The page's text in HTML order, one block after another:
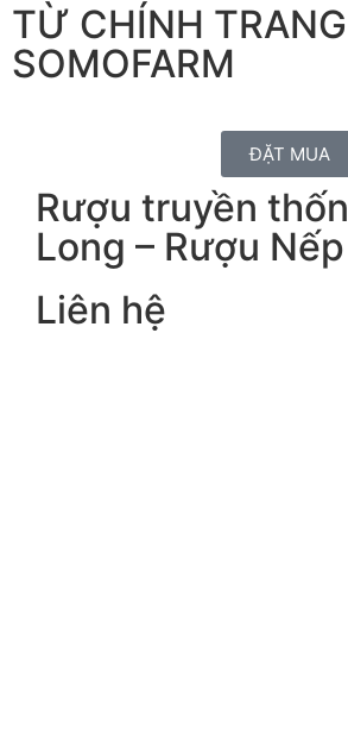
TỪ CHÍNH
SOMOFARM
Rượu truyền
Long – Rượu
Liên hệ
ĐẶT MUA